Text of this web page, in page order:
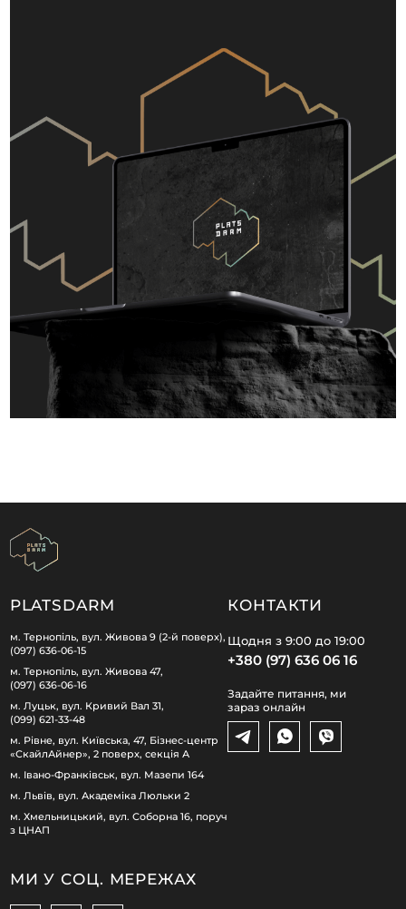
PLATSDARM
м. Тернопіль, вул. Живова 9 (2-й поверх),
(097) 636-06-15
м. Тернопіль, вул. Живова 47,
(097) 636-06-16
м. Луцьк, вул. Кривий Вал 31,
(099) 621-33-48
м. Рівне, вул. Київська, 47, Бізнес-центр
«СкайлАйнер», 2 поверх, секція А
м. Івано-Франківськ, вул. Мазепи 164
м. Львів, вул. Академіка Люльки 2
м. Хмельницький, вул. Соборна 16, поруч
з ЦНАП
КОНТАКТИ
Щодня з 9:00 до 19:00
+380 (97) 636 06 16
Задайте питання, ми
зараз онлайн
МИ У СОЦ. МЕРЕЖАХ